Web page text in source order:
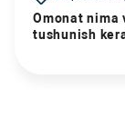
Omonat nima
tushunish